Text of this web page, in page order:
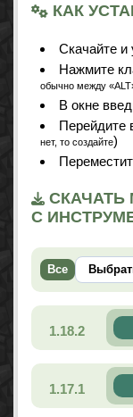
КАК
Cкачайте и
Нажмите
обычно между
В окне
Перейдите
нет, то создайте)
СКАЧАТЬ
С
Все
1.18.2
1.17.1